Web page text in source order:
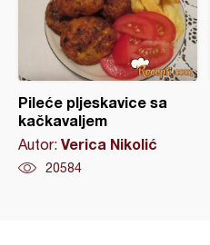
Pileće pljeskavice sa
kačkavaljem
Autor: Verica Nikolić
20584